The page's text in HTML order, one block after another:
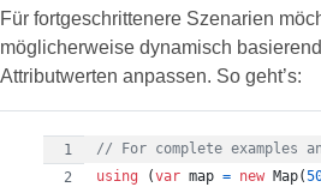
Für fortgeschrittenere Szenarien
möglicherweise dynamisch
Attributwerten anpassen. So geht’s:
// For complete examples
using
(var map = new Map(